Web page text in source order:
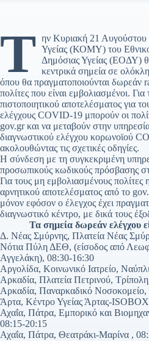
Τ ην Κυριακή 21 Αυγούστου
Υγείας (ΚΟΜΥ) του
Δημόσιας Υγείας (ΕΟΔΥ)
κεντρικά σημεία σε
όπου θα πραγματοποιούνται δωρεάν
πολίτες που είναι εμβολιασμένοι.
πιστοποιητικού αποτελέσματος για
ελέγχους COVID-19 μπορούν οι
gov.gr και να μεταβούν στην
διαγνωστικού ελέγχου κορωνοϊού
ακολουθώντας τις σχετικές οδηγίες.
Η σύνδεση με τη συγκεκριμένη
προσωπικούς κωδικούς πρόσβασης
Για τους μη εμβολιασμένους
αρνητικού αποτελέσματος από το
μόνον εφόσον ο έλεγχος έχει
διαγνωστικό κέντρο, με δικά τους
Τα σημεία δωρεάν ελέγχου
Δ. Νέας Σμύρνης, Πλατεία Νέας
Νότια Πύλη ΔΕΘ, (είσοδος από
Αγγελάκη), 08:30-16:30
Αργολίδα, Κοινωνικό Ιατρείο,
Αρκαδία, Πλατεία Πετρινού,
Αρκαδία, Παναρκαδικό
Άρτα, Κέντρο Υγείας Άρτας-
Αχαΐα, Πάτρα, Εμπορικό και
08:15-20:15
Αχαΐα, Πάτρα, Θεατράκι-Μαρίνα ,